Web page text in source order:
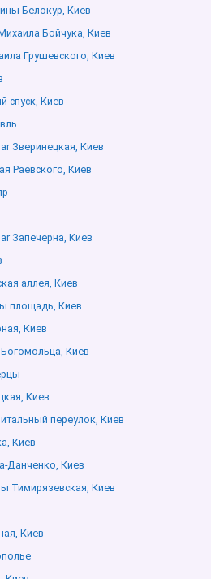
Белокур, Киев
Бойчука, Киев
Грушевского, Киев
спуск, Киев
Зверинецкая, Киев
Раевского, Киев
Запечерна, Киев
аллея, Киев
площадь, Киев
Киев
Киев
Киев
переулок, Киев
Киев
Данченко, Киев
Тимирязевская, Киев
Киев